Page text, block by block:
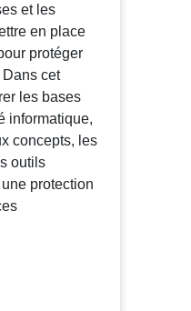
et les
en place
protéger
cet
les bases
informatique,
concepts, les
outils
protection